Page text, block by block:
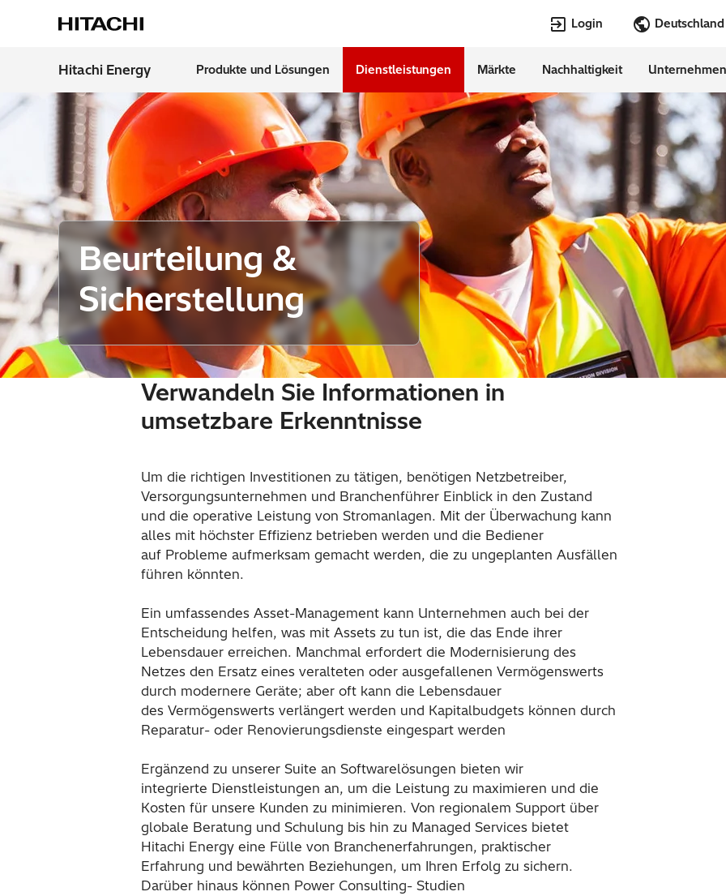
Login
Region Sprachen
Top Searches
Transformers
EconiQ Jobs Lumada
HVDC
Top Pages
Digitalization
Customer Success Stories Events & Webinars
Hitachi Energy Produkte und Lösungen Dienstleistungen Märkte Nachhaltigkeit Unternehmen
Startseite Dienstleistungen
Beurteilung &
Sicherstellung
Verwandeln Sie Informationen in
umsetzbare Erkenntnisse
Um die richtigen Investitionen zu tätigen, benötigen Netzbetreiber,
Versorgungsunternehmen und Branchenführer Einblick in den Zustand
und die operative Leistung von Stromanlagen. Mit der Überwachung kann
alles mit höchster Effizienz betrieben werden und die Bediener
auf Probleme aufmerksam gemacht werden, die zu ungeplanten Ausfällen
führen könnten.
Ein umfassendes Asset-Management kann Unternehmen auch bei der
Entscheidung helfen, was mit Assets zu tun ist, die das Ende ihrer
Lebensdauer erreichen. Manchmal erfordert die Modernisierung des
Netzes den Ersatz eines veralteten oder ausgefallenen Vermögenswerts
durch modernere Geräte; aber oft kann die Lebensdauer
des Vermögenswerts verlängert werden und Kapitalbudgets können durch
Reparatur- oder Renovierungsdienste eingespart werden
Ergänzend zu unserer Suite an Softwarelösungen bieten wir
integrierte Dienstleistungen an, um die Leistung zu maximieren und die
Kosten für unsere Kunden zu minimieren. Von regionalem Support über
globale Beratung und Schulung bis hin zu Managed Services bietet
Hitachi Energy eine Fülle von Branchenerfahrungen, praktischer
Erfahrung und bewährten Beziehungen, um Ihren Erfolg zu sichern.
Darüber hinaus können Power Consulting- Studien